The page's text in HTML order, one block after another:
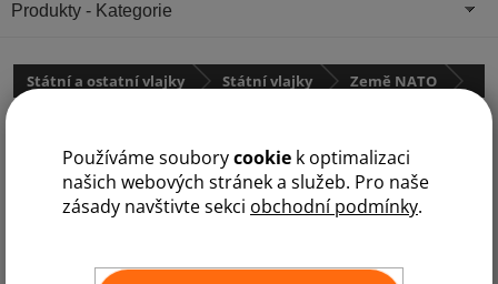
Používáme souborycookie k optimalizaci
našich webových stránek a služeb. Pro naše
zásady navštivte sekci obchodní podmínky.
Státní a ostatní vlajky Státní vlajky Země NATO
Produkty - Kategorie